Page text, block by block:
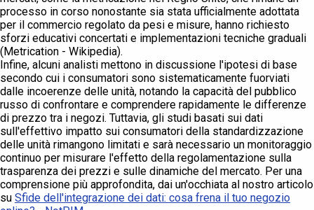
processo in corso nonostante sia stata ufficialmente adottata
per il commercio regolato da pesi e misure, hanno richiesto
sforzi educativi concertati e implementazioni tecniche graduali
(Metrication - Wikipedia).
Infine, alcuni analisti mettono in discussione l'ipotesi di base
secondo cui i consumatori sono sistematicamente fuorviati
dalle incoerenze delle unità, notando la capacità del pubblico
russo di confrontare e comprendere rapidamente le differenze
di prezzo tra i negozi. Tuttavia, gli studi basati sui dati
sull'effettivo impatto sui consumatori della standardizzazione
delle unità rimangono limitati e sarà necessario un monitoraggio
continuo per misurare l'effetto della regolamentazione sulla
trasparenza dei prezzi e sulle dinamiche del mercato. Per una
comprensione più approfondita, dai un'occhiata al nostro articolo
su Sfide dell'integrazione dei dati: cosa frena il tuo negozio